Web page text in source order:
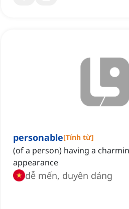
personable[Tính từ]
(of a person) having a
appearance
dễ mến, duyên dáng